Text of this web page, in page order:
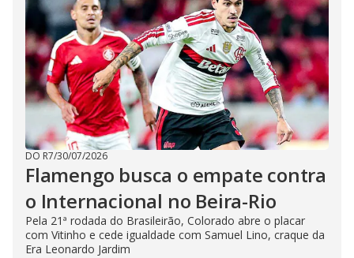
DO R7/30/07/2026
Flamengo busca o empate contra
o Internacional no Beira-Rio
Pela 21ª rodada do Brasileirão, Colorado abre o placar
com Vitinho e cede igualdade com Samuel Lino, craque da
Era Leonardo Jardim